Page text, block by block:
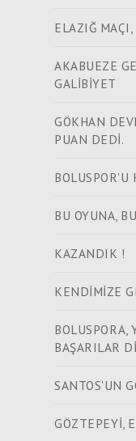
ELAZIĞ
AKABUEZE
GALİBİYET
GÖKHAN
PUAN DEDİ.
BOLUSPOR'U
BU OYUNA,
KAZANDIK !
KENDİMİZE
BAŞARILAR
SANTOS'UN
GÖZTEPEYİ,